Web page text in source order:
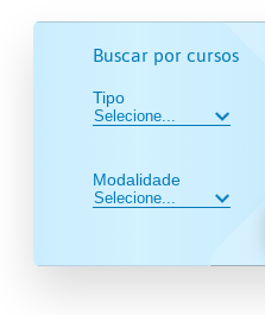
Buscar por cursos
Tipo
Modalidade